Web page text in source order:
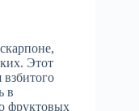
Этот
в
фруктовых